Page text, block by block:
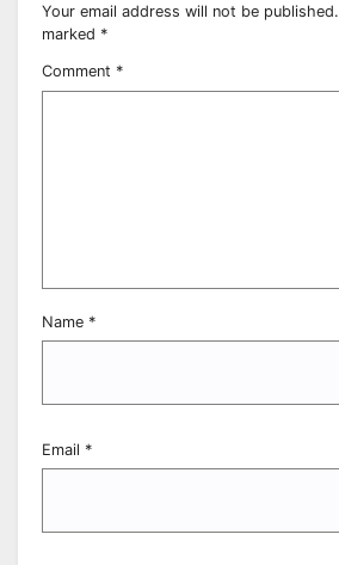
Your email address will not be published.
marked *
Comment *
Name *
Email *